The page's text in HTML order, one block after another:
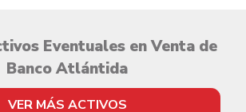
Eventuales en Venta de
Banco Atlántida
VER MÁS ACTIVOS